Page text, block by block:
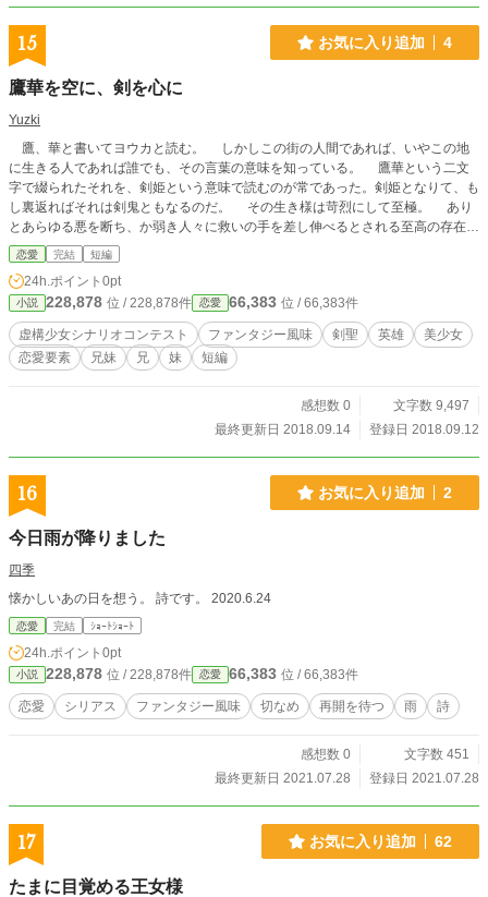
15 お気に入り追加 4
鷹華を空に、剣を心に
Yuzki
鷹、華と書いてヨウカと読む。 しかしこの街の人間であれば、いやこの地
に生きる人であれば誰でも、その言葉の意味を知っている。 鷹華という二文
字で綴られたそれを、剣姫という意味で読むのが常であった。剣姫となりて、も
し裏返ればそれは剣鬼ともなるのだ。 その生き様は苛烈にして至極。 あり
とあらゆる悪を断ち、か弱き人々に救いの手を差し伸べるとされる至高の存在。
しかしてそれは人の枠組みと理とを外れた存在だとも囁かれる。 それら凡
そ人間を形容するに相応しくない言葉の数々の羅列が、しかし真実に限りなく近
いということを私は知っていた。 これは、鷹華という英雄に出会った少女の
物語である。 ーーーー 終盤、甘い恋愛方向に流れてしまったので、カテゴリを
「ファンタジー」から「恋愛」に変更しました。 なんとか規定文字数に収まる
ように手を入れました。 ほとんどはどこかしら削っているだけですので、読み
直さないといけないようなところはありません。 ーーーー 虚構少女シナリオコ
お付き合い頂ければ幸いです。 また、よろしければお気に入りや感想などよろ
恋愛 完結 短編
24h.ポイント 0pt
小説 228,878 位 / 228,878件 恋愛 66,383 位 / 66,383件
虚構少女シナリオコンテスト ファンタジー風味 剣聖 英雄
美少女
恋愛要素
兄妹 兄 妹 短編
感想数 0
文字数 9,497
最終更新日 2018.09.14
登録日 2018.09.12
16 お気に入り追加 2
今日雨が降りました
四季
懐かしいあの日を想う。 詩です。 2020.6.24
恋愛 完結 ｼｮｰﾄｼｮｰﾄ
24h.ポイント 0pt
小説 228,878 位 / 228,878件 恋愛 66,383 位 / 66,383件
恋愛 シリアス ファンタジー風味 切なめ 再開を待つ 雨 詩
感想数 0
文字数 451
最終更新日 2021.07.28
登録日 2021.07.28
17 お気に入り追加 62
たまに目覚める王女様